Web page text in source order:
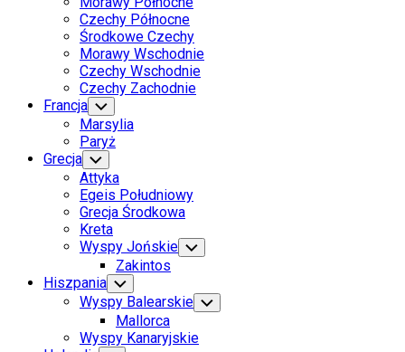
Current
Page
Parent
Czechy Północne
Środkowe Czechy
Morawy Wschodnie
Czechy Wschodnie
Czechy Zachodnie
Francja Toggle
Child
Menu
Marsylia
Paryż
Grecja Toggle
Child
Menu
Attyka
Egeis Południowy
Grecja Środkowa
Kreta
Wyspy Jońskie Toggle
Child
Zakintos
Hiszpania Toggle
Child
Menu
Wyspy Balearskie Toggle
Child
Mallorca
Wyspy Kanaryjskie